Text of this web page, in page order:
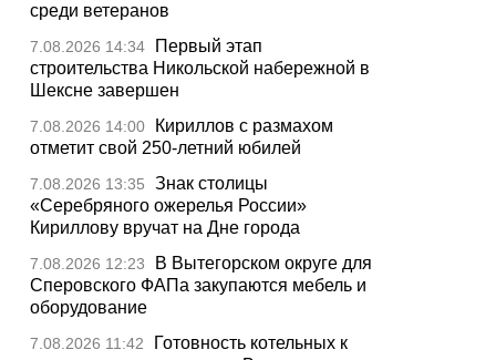
среди ветеранов
7.08.2026 14:34
Первый этап
строительства Никольской набережной в
Шексне завершен
7.08.2026 14:00
Кириллов с размахом
отметит свой 250-летний юбилей
7.08.2026 13:35
Знак столицы
«Серебряного ожерелья России»
Кириллову вручат на Дне города
7.08.2026 12:23
В Вытегорском округе для
Сперовского ФАПа закупаются мебель и
оборудование
7.08.2026 11:42
Готовность котельных к